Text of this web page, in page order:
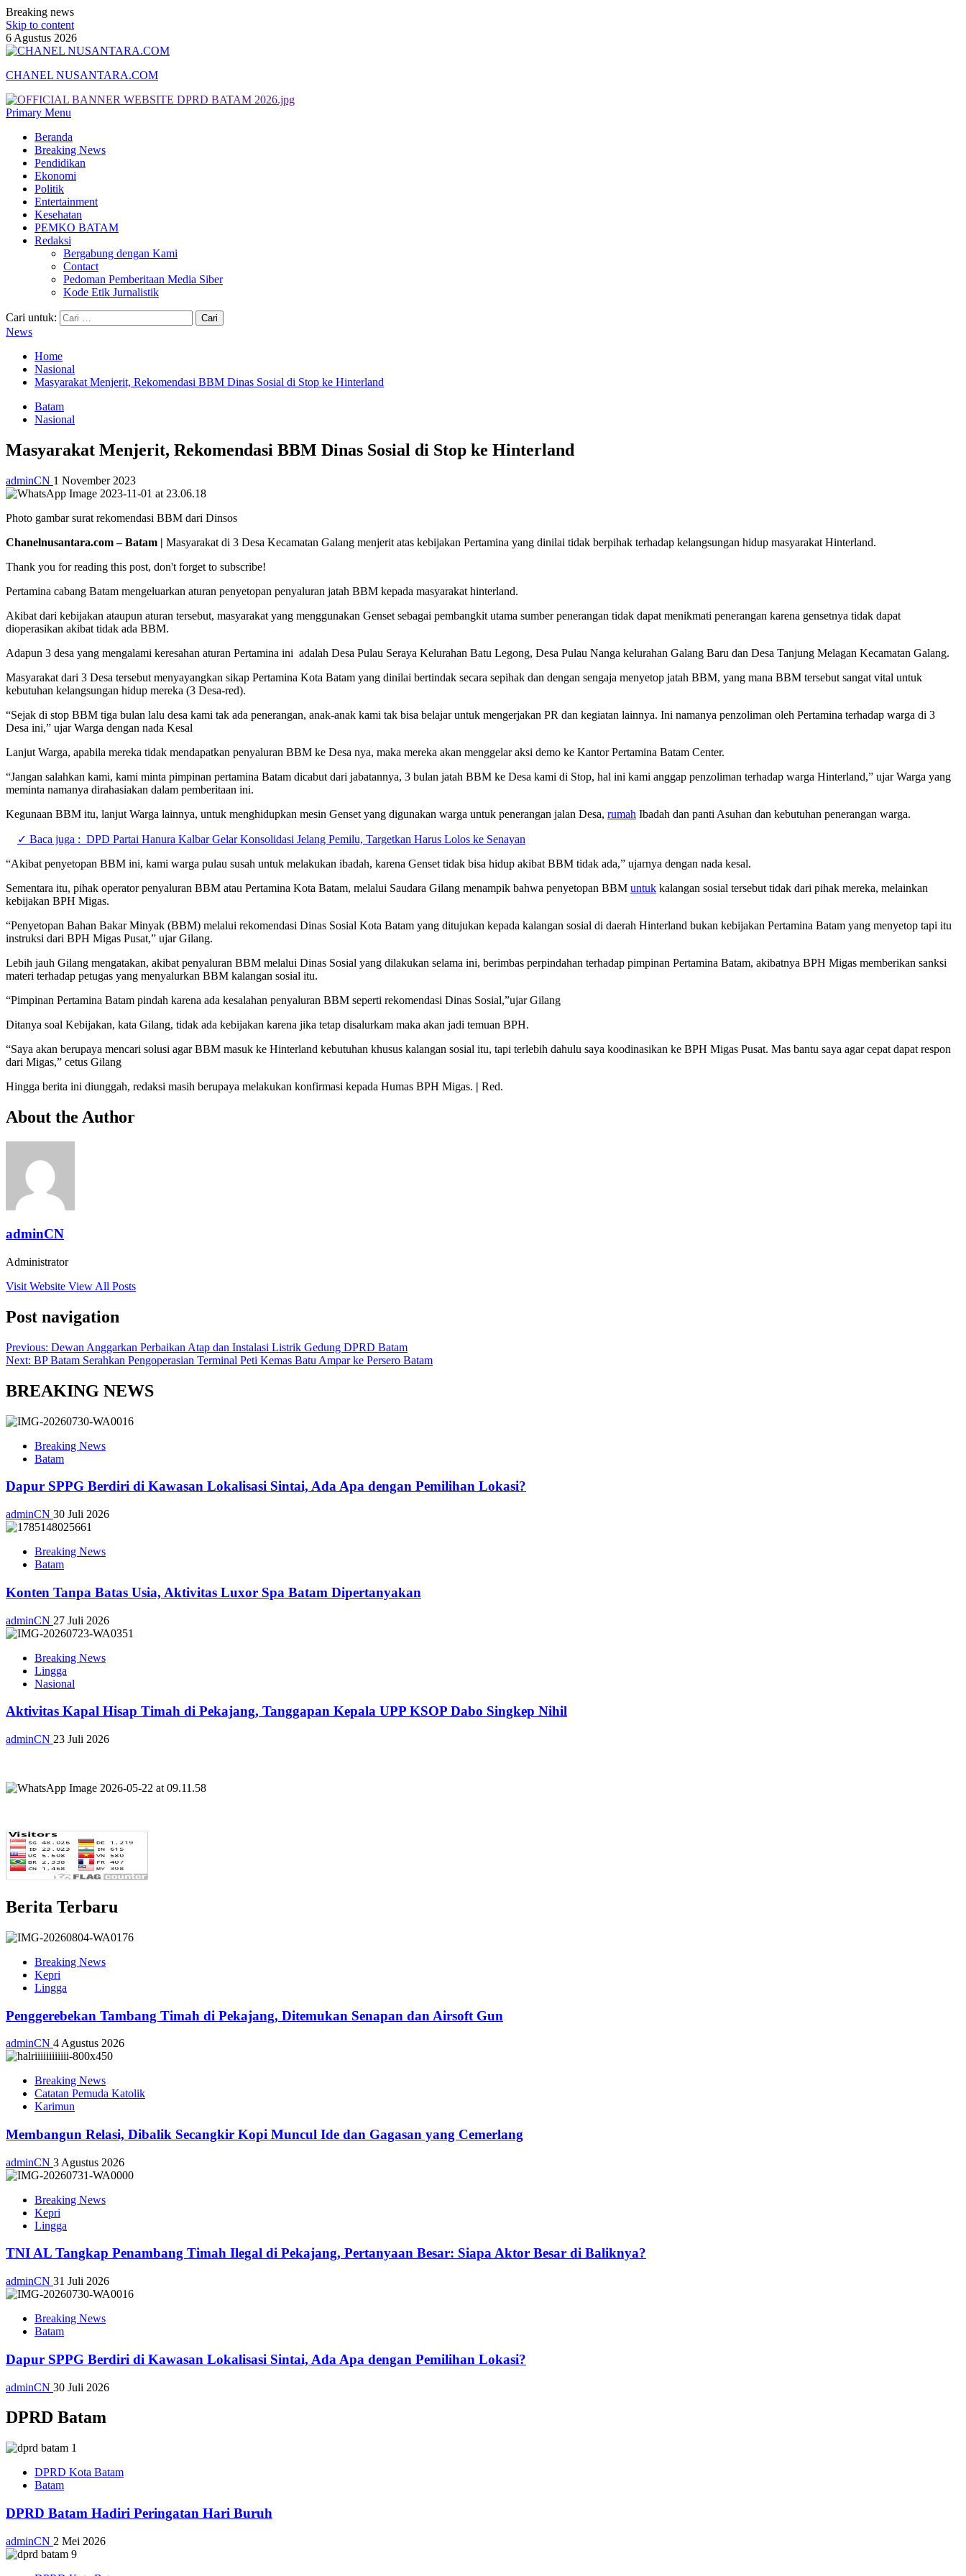
Breaking news
Skip to content
6 Agustus 2026
CHANEL NUSANTARA.COM
Primary Menu
Beranda
Breaking News
Pendidikan
Ekonomi
Politik
Entertainment
Kesehatan
PEMKO BATAM
Redaksi
Bergabung dengan Kami
Contact
Pedoman Pemberitaan Media Siber
Kode Etik Jurnalistik
Cari untuk:
News
Home
Nasional
Masyarakat Menjerit, Rekomendasi BBM Dinas Sosial di Stop ke Hinterland
Batam
Nasional
Masyarakat Menjerit, Rekomendasi BBM Dinas Sosial di Stop ke Hinterland
adminCN 1 November 2023
Photo gambar surat rekomendasi BBM dari Dinsos
Chanelnusantara.com – Batam | Masyarakat di 3 Desa Kecamatan Galang menjerit atas kebijakan Pertamina yang dinilai tidak berpihak terhadap kelangsungan hidup masyarakat Hinterland.
Thank you for reading this post, don't forget to subscribe!
Pertamina cabang Batam mengeluarkan aturan penyetopan penyaluran jatah BBM kepada masyarakat hinterland.
Akibat dari kebijakan ataupun aturan tersebut, masyarakat yang menggunakan Genset sebagai pembangkit utama sumber penerangan tidak dapat menikmati penerangan karena gensetnya tidak dapat
dioperasikan akibat tidak ada BBM.
Adapun 3 desa yang mengalami keresahan aturan Pertamina ini adalah Desa Pulau Seraya Kelurahan Batu Legong, Desa Pulau Nanga kelurahan Galang Baru dan Desa Tanjung Melagan Kecamatan Galang.
Masyarakat dari 3 Desa tersebut menyayangkan sikap Pertamina Kota Batam yang dinilai bertindak secara sepihak dan dengan sengaja menyetop jatah BBM, yang mana BBM tersebut sangat vital untuk
kebutuhan kelangsungan hidup mereka (3 Desa-red).
“Sejak di stop BBM tiga bulan lalu desa kami tak ada penerangan, anak-anak kami tak bisa belajar untuk mengerjakan PR dan kegiatan lainnya. Ini namanya penzoliman oleh Pertamina terhadap warga di 3
Desa ini,” ujar Warga dengan nada Kesal
Lanjut Warga, apabila mereka tidak mendapatkan penyaluran BBM ke Desa nya, maka mereka akan menggelar aksi demo ke Kantor Pertamina Batam Center.
“Jangan salahkan kami, kami minta pimpinan pertamina Batam dicabut dari jabatannya, 3 bulan jatah BBM ke Desa kami di Stop, hal ini kami anggap penzoliman terhadap warga Hinterland,” ujar Warga yang
meminta namanya dirahasiakan dalam pemberitaan ini.
Kegunaan BBM itu, lanjut Warga lainnya, untuk menghidupkan mesin Genset yang digunakan warga untuk penerangan jalan Desa, rumah Ibadah dan panti Asuhan dan kebutuhan penerangan warga.
✓ Baca juga : DPD Partai Hanura Kalbar Gelar Konsolidasi Jelang Pemilu, Targetkan Harus Lolos ke Senayan
“Akibat penyetopan BBM ini, kami warga pulau susah untuk melakukan ibadah, karena Genset tidak bisa hidup akibat BBM tidak ada,” ujarnya dengan nada kesal.
Sementara itu, pihak operator penyaluran BBM atau Pertamina Kota Batam, melalui Saudara Gilang menampik bahwa penyetopan BBM untuk kalangan sosial tersebut tidak dari pihak mereka, melainkan
kebijakan BPH Migas.
“Penyetopan Bahan Bakar Minyak (BBM) melalui rekomendasi Dinas Sosial Kota Batam yang ditujukan kepada kalangan sosial di daerah Hinterland bukan kebijakan Pertamina Batam yang menyetop tapi itu
instruksi dari BPH Migas Pusat,” ujar Gilang.
Lebih jauh Gilang mengatakan, akibat penyaluran BBM melalui Dinas Sosial yang dilakukan selama ini, berimbas perpindahan terhadap pimpinan Pertamina Batam, akibatnya BPH Migas memberikan sanksi
materi terhadap petugas yang menyalurkan BBM kalangan sosial itu.
“Pimpinan Pertamina Batam pindah karena ada kesalahan penyaluran BBM seperti rekomendasi Dinas Sosial,”ujar Gilang
Ditanya soal Kebijakan, kata Gilang, tidak ada kebijakan karena jika tetap disalurkam maka akan jadi temuan BPH.
“Saya akan berupaya mencari solusi agar BBM masuk ke Hinterland kebutuhan khusus kalangan sosial itu, tapi terlebih dahulu saya koodinasikan ke BPH Migas Pusat. Mas bantu saya agar cepat dapat respon
dari Migas,” cetus Gilang
Hingga berita ini diunggah, redaksi masih berupaya melakukan konfirmasi kepada Humas BPH Migas. | Red.
About the Author
adminCN
Administrator
Visit Website View All Posts
Post navigation
Previous: Dewan Anggarkan Perbaikan Atap dan Instalasi Listrik Gedung DPRD Batam
Next: BP Batam Serahkan Pengoperasian Terminal Peti Kemas Batu Ampar ke Persero Batam
BREAKING NEWS
Breaking News
Batam
Dapur SPPG Berdiri di Kawasan Lokalisasi Sintai, Ada Apa dengan Pemilihan Lokasi?
adminCN 30 Juli 2026
Breaking News
Batam
Konten Tanpa Batas Usia, Aktivitas Luxor Spa Batam Dipertanyakan
adminCN 27 Juli 2026
Breaking News
Lingga
Nasional
Aktivitas Kapal Hisap Timah di Pekajang, Tanggapan Kepala UPP KSOP Dabo Singkep Nihil
adminCN 23 Juli 2026
Berita Terbaru
Breaking News
Kepri
Lingga
Penggerebekan Tambang Timah di Pekajang, Ditemukan Senapan dan Airsoft Gun
adminCN 4 Agustus 2026
Breaking News
Catatan Pemuda Katolik
Karimun
Membangun Relasi, Dibalik Secangkir Kopi Muncul Ide dan Gagasan yang Cemerlang
adminCN 3 Agustus 2026
Breaking News
Kepri
Lingga
TNI AL Tangkap Penambang Timah Ilegal di Pekajang, Pertanyaan Besar: Siapa Aktor Besar di Baliknya?
adminCN 31 Juli 2026
Breaking News
Batam
Dapur SPPG Berdiri di Kawasan Lokalisasi Sintai, Ada Apa dengan Pemilihan Lokasi?
adminCN 30 Juli 2026
DPRD Batam
DPRD Kota Batam
Batam
DPRD Batam Hadiri Peringatan Hari Buruh
adminCN 2 Mei 2026